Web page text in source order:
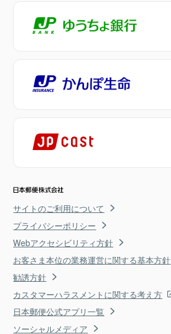
サイトのご利用について
プライバシーポリシー
Webアクセシビリティ方針
お客さま本位の業務運営に関する基本方針
勧誘方針
カスタマーハラスメントに関する考え方
日本郵便公式アプリ一覧
ソーシャルメディア